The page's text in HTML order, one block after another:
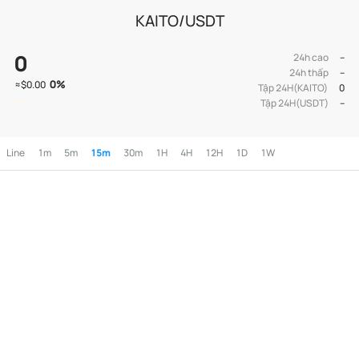
KAITO/USDT
0
≈$0.00 0%
24h cao
--
24h thấp
--
Tập 24H(KAITO)
0
Tập 24H(USDT)
--
Line 1m 5m 15m 30m 1H 4H 12H 1D 1W